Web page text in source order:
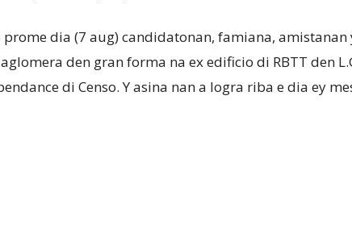
prome dia (7 aug) candidatonan, famiana, amistanan
den gran forma na ex edificio di RBTT den
di Censo. Y asina nan a logra riba e dia ey